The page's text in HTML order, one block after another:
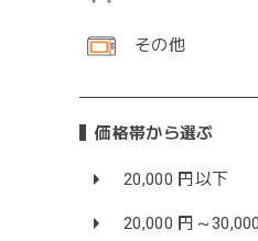
その他
価格帯から選ぶ
20,000 円以下
20,000 円～